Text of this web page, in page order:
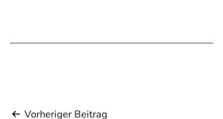
Vorheriger Beitrag